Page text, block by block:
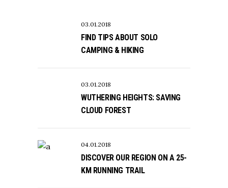
03.01.2018
FIND TIPS ABOUT SOLO
CAMPING & HIKING
03.01.2018
WUTHERING HEIGHTS: SAVING
CLOUD FOREST
04.01.2018
DISCOVER OUR REGION ON A 25-
KM RUNNING TRAIL